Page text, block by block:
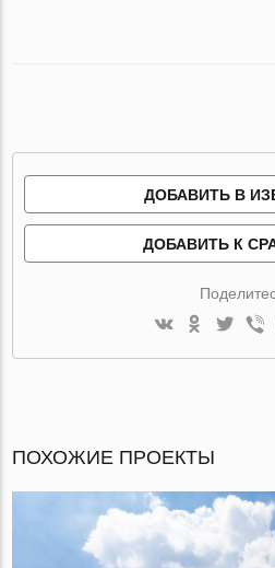
ДОБАВИТЬ В
ДОБАВИТЬ К
ПОХОЖИЕ ПРОЕКТЫ